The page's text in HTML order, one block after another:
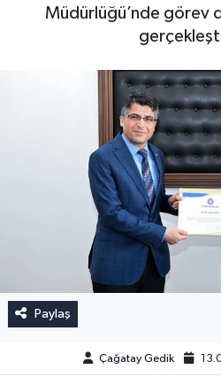
Müdürlüğü’nde görev
Paylaş
Çağatay Gedik
Haber Arşivi